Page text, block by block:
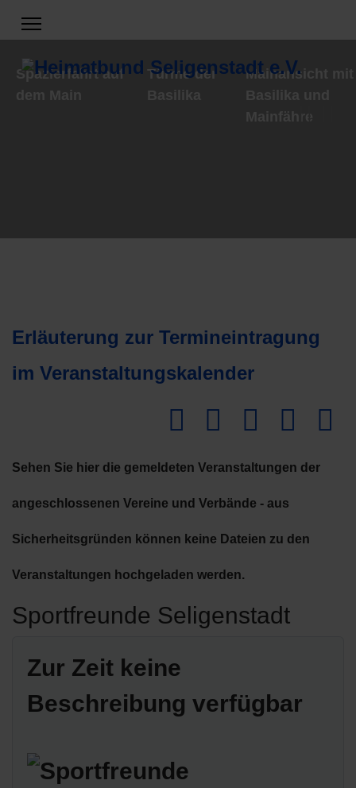
Spazierfahrt auf
Türme der
Mainansicht mit
Erläuterung zur Termineintragung
im Veranstaltungskalender
Sehen Sie hier die gemeldeten Veranstaltungen der
angeschlossenen Vereine und Verbände - aus
Sicherheitsgründen können keine Dateien zu den
Veranstaltungen hochgeladen werden.
Sportfreunde Seligenstadt
Zur Zeit keine
Beschreibung verfügbar